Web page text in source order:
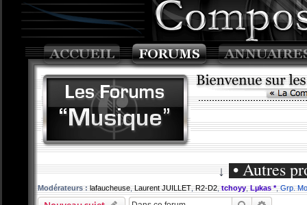
↓ • Autres
Modérateurs : lafaucheuse,Laurent JUILLET,R2-D2,tchoyy,Lµkas *,Grp.